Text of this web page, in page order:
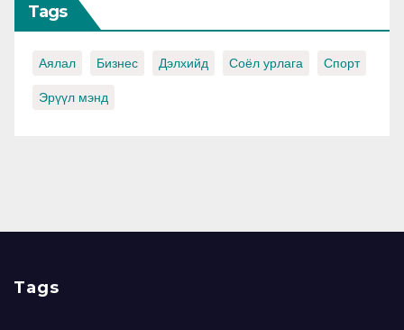
Tags
Аялал Бизнес Дэлхийд Соёл урлага Спорт
Эрүүл мэнд
Tags